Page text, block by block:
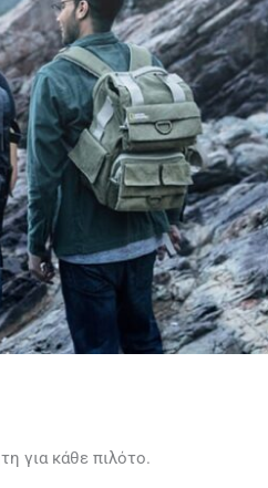
για κάθε πιλότο.